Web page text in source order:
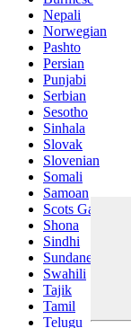
Nepali
Norwegian
Pashto
Persian
Punjabi
Serbian
Sesotho
Sinhala
Slovak
Slovenian
Somali
Samoan
Scots Gaelic
Shona
Sindhi
Sundanese
Swahili
Tajik
Tamil
Telugu